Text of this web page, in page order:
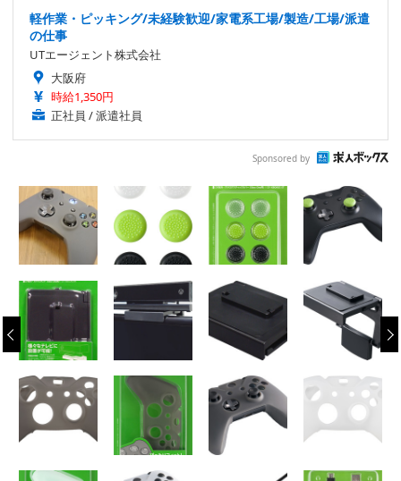
軽作業・ピッキング/未経験歓迎/家電系工場/製造/工場/派遣
の仕事
UTエージェント株式会社
大阪府
時給1,350円
正社員 / 派遣社員
Sponsored by
‹